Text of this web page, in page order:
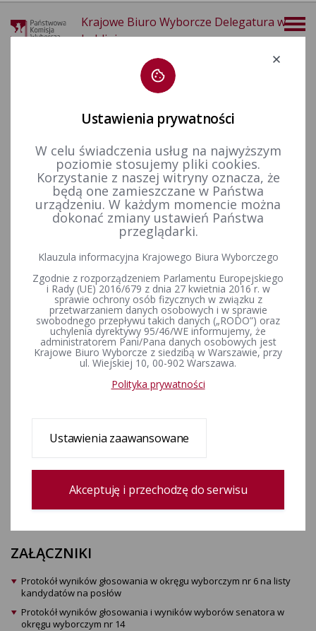
Krajowe Biuro Wyborcze Delegatura w
Lublinie
Wybory do Sejmu i do Senatu Wybory do Sejmu i Senatu w 2023 r.
Informacje ogólne
Wyniki wyborów z terenu właściwości Okręgowej Komisji Wyborczej w Lublinie
Wyniki wyborów z terenu
właściwości Okręgowej
Komisji Wyborczej w Lublinie
Protokół wyników głosowania w okręgu wyborczym nr 6 na listy
kandydatów na posłów
Protokół wyników głosowania i wyników wyborów senatora w okręgu
Protokół wyników głosowania i wyników wyborów senatora w okręgu
Referendum ogólnokrajowe - protokół na obszarze właściwości
Okręgowej Komisji Wyborczej w Lublinie
Protokół wyboru posłów w okręgu wyborczym sporządzony w dniu
ZAŁĄCZNIKI
Protokół wyników głosowania w okręgu wyborczym nr 6 na listy
kandydatów na posłów
Protokół wyników głosowania i wyników wyborów senatora w
okręgu wyborczym nr 14
Ustawienia prywatności
W celu świadczenia usług na najwyższym
poziomie stosujemy pliki cookies.
Korzystanie z naszej witryny oznacza, że
będą one zamieszczane w Państwa
urządzeniu. W każdym momencie można
dokonać zmiany ustawień Państwa
przeglądarki.
Klauzula informacyjna Krajowego Biura Wyborczego
Zgodnie z rozporządzeniem Parlamentu Europejskiego
i Rady (UE) 2016/679 z dnia 27 kwietnia 2016 r. w
sprawie ochrony osób fizycznych w związku z
przetwarzaniem danych osobowych i w sprawie
swobodnego przepływu takich danych („RODO”) oraz
uchylenia dyrektywy 95/46/WE informujemy, że
administratorem Pani/Pana danych osobowych jest
Krajowe Biuro Wyborcze z siedzibą w Warszawie, przy
ul. Wiejskiej 10, 00-902 Warszawa.
Polityka prywatności
Ustawienia zaawansowane
Akceptuję i przechodzę do serwisu